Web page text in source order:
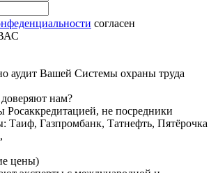
согласен
аудит Вашей Системы охраны труда
нам?
не посредники
Газпромбанк, Татнефть, Пятёрочка
цены)